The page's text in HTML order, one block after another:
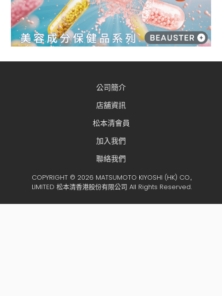
公司簡介
店舖資訊
松本清會員
加入我們
聯絡我們
COPYRIGHT © 2026 MATSUMOTO KIYOSHI (HK) CO.,
LIMITED 松本清香港股份有限公司 All Rights Reserved.